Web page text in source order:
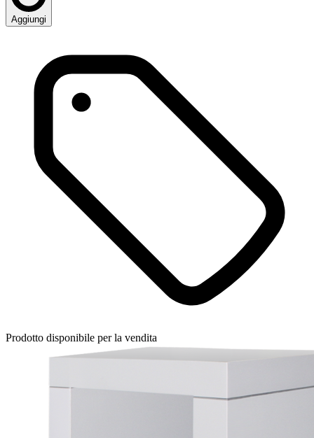
Aggiungi
Prodotto disponibile per la vendita